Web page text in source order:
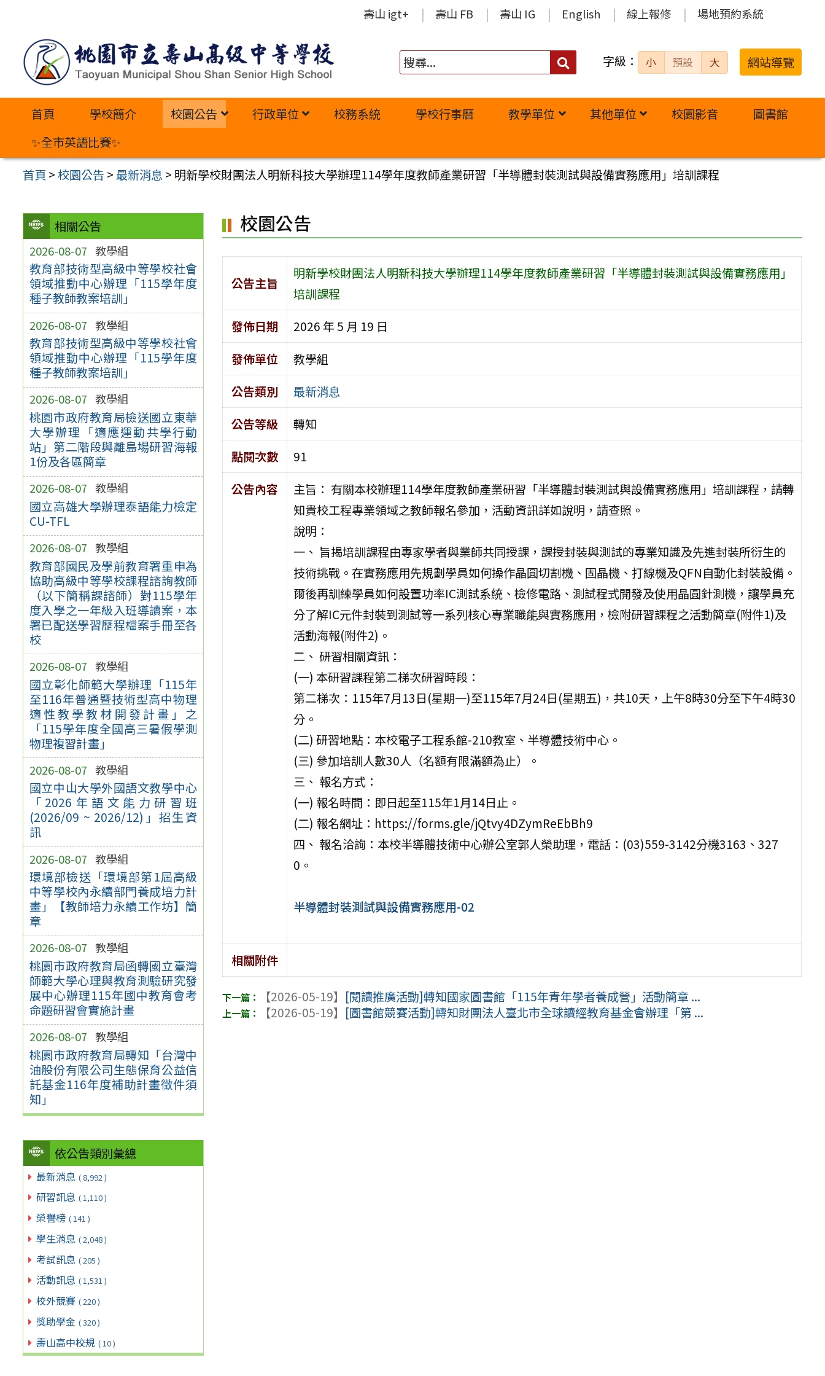
內
壽山 igt+ 壽山 FB 壽山 IG English 線上報修 場地預約系統
搜
字級： 小 預設 大 網站導覽
首頁 學校簡介 校園公告 行政單位 校務系統 學校行事曆 教學單位 其他單位 校園影音
圖書館
✨全市英語比賽✨
首頁 >校園公告 >最新消息 > 明新學校財團法人明新科技大學辦理114學年度教師產業研習「半導體封裝測試與設備實務應用」培訓課程
相關公告
2026-08-07 教學組
教育部技術型高級中等學校社會
領域推動中心辦理「115學年度
種子教師教案培訓」
2026-08-07 教學組
教育部技術型高級中等學校社會
領域推動中心辦理「115學年度
種子教師教案培訓」
2026-08-07 教學組
桃園市政府教育局檢送國立東華
大學辦理「適應運動共學行動
站」第二階段與離島場研習海報
1份及各區簡章
2026-08-07 教學組
國立高雄大學辦理泰語能力檢定
CU-TFL
2026-08-07 教學組
教育部國民及學前教育署重申為
協助高級中等學校課程諮詢教師
（以下簡稱課諮師）對115學年
度入學之一年級入班導讀案，本
署已配送學習歷程檔案手冊至各
校
2026-08-07 教學組
國立彰化師範大學辦理「115年
至116年普通暨技術型高中物理
適性教學教材開發計畫」之
「115學年度全國高三暑假學測
物理複習計畫」
2026-08-07 教學組
國立中山大學外國語文教學中心
「2026年語文能力研習班
(2026/09 ~ 2026/12)」招生資
訊
2026-08-07 教學組
環境部檢送「環境部第1屆高級
中等學校內永續部門養成培力計
畫」【教師培力永續工作坊】簡
章
2026-08-07 教學組
桃園市政府教育局函轉國立臺灣
師範大學心理與教育測驗研究發
展中心辦理115年國中教育會考
命題研習會實施計畫
2026-08-07 教學組
桃園市政府教育局轉知「台灣中
油股份有限公司生態保育公益信
託基金116年度補助計畫徵件須
知」
依公告類別彙總
最新消息 ( 8,992 )
研習訊息 ( 1,110 )
榮譽榜 ( 141 )
學生消息 ( 2,048 )
考試訊息 ( 205 )
活動訊息 ( 1,531 )
校外競賽 ( 220 )
獎助學金 ( 320 )
壽山高中校規 ( 10 )
校園公告
公告主旨
明新學校財團法人明新科技大學辦理114學年度教師產業研習「半導體封裝測試與設備實務應用」
培訓課程
發佈日期
2026 年 5 月 19 日
發佈單位
教學組
公告類別
最新消息
公告等級
轉知
點閱次數
91
公告內容
主旨： 有關本校辦理114學年度教師產業研習「半導體封裝測試與設備實務應用」培訓課程，請轉
知貴校工程專業領域之教師報名參加，活動資訊詳如說明，請查照。
說明：
一、 旨揭培訓課程由專家學者與業師共同授課，課授封裝與測試的專業知識及先進封裝所衍生的
技術挑戰。在實務應用先規劃學員如何操作晶圓切割機、固晶機、打線機及QFN自動化封裝設備。
爾後再訓練學員如何設置功率IC測試系統、檢修電路、測試程式開發及使用晶圓針測機，讓學員充
分了解IC元件封裝到測試等一系列核心專業職能與實務應用，檢附研習課程之活動簡章(附件1)及
活動海報(附件2)。
二、 研習相關資訊：
(一) 本研習課程第二梯次研習時段：
第二梯次：115年7月13日(星期一)至115年7月24日(星期五)，共10天，上午8時30分至下午4時30
分。
(二) 研習地點：本校電子工程系館-210教室、半導體技術中心。
(三) 參加培訓人數30人（名額有限滿額為止）。
三、 報名方式：
(一) 報名時間：即日起至115年1月14日止。
(二) 報名網址：https://forms.gle/jQtvy4DZymReEbBh9
四、 報名洽詢：本校半導體技術中心辦公室郭人榮助理，電話：(03)559-3142分機3163、327
0。
半導體封裝測試與設備實務應用-02
相關附件
【2026-05-19】 [閱讀推廣活動]轉知國家圖書館「115年青年學者養成營」活動簡章 ...
【2026-05-19】 [圖書館競賽活動]轉知財團法人臺北市全球讀經教育基金會辦理「第 ...